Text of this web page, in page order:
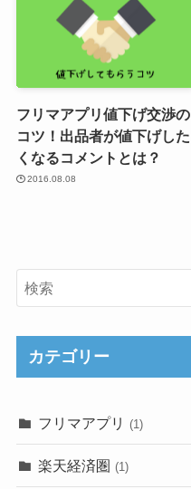
フリマアプリ値下げ交渉の
コツ！出品者が値下げした
くなるコメントとは？
2016.08.08
カテゴリー
フリマアプリ (1)
楽天経済圏 (1)